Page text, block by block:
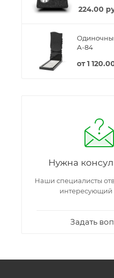
224.00
А-84
от1
Нужна
Наши специалисты
интересующий
Задать